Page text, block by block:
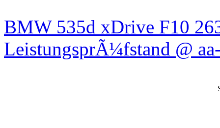
BMW 535d xDrive F10
LeistungsprÃ¼fstand @